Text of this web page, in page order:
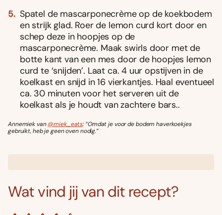
Spatel de mascarponecrème op de koekbodem
en strĳk glad. Roer de lemon curd kort door en
schep deze in hoopjes op de
mascarponecrème. Maak swirls door met de
botte kant van een mes door de hoopjes lemon
curd te ‘snĳden’. Laat ca. 4 uur opstĳven in de
koelkast en snĳd in 16 vierkantjes. Haal eventueel
ca. 30 minuten voor het serveren uit de
koelkast als je houdt van zachtere bars..
Annemiek van@miek_eats: “Omdat je voor de bodem haverkoekjes
gebruikt, heb je geen oven nodig.”
Wat vind jij van dit recept?